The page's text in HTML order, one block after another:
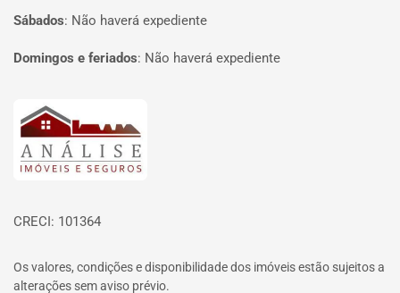
Sábados: Não haverá expediente
Domingos e feriados: Não haverá expediente
Página inicial
CRECI: 101364
Os valores, condições e disponibilidade dos imóveis estão sujeitos a
alterações sem aviso prévio.